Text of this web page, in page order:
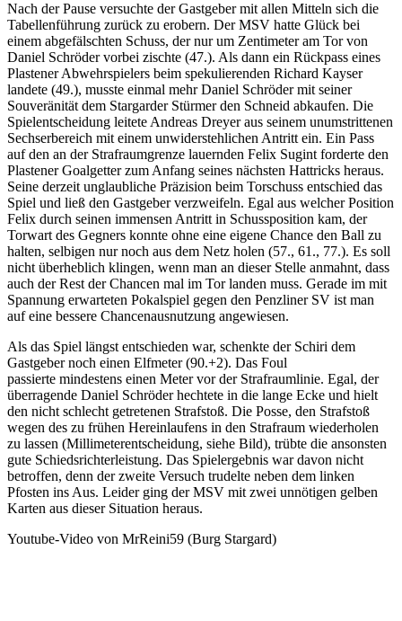
Nach der Pause versuchte der Gastgeber mit allen Mitteln sich die
Tabellenführung zurück zu erobern. Der MSV hatte Glück bei
einem abgefälschten Schuss, der nur um Zentimeter am Tor von
Daniel Schröder vorbei zischte (47.). Als dann ein Rückpass eines
Plastener Abwehrspielers beim spekulierenden Richard Kayser
landete (49.), musste einmal mehr Daniel Schröder mit seiner
Souveränität dem Stargarder Stürmer den Schneid abkaufen. Die
Spielentscheidung leitete Andreas Dreyer aus seinem unumstrittenen
Sechserbereich mit einem unwiderstehlichen Antritt ein. Ein Pass
auf den an der Strafraumgrenze lauernden Felix Sugint forderte den
Plastener Goalgetter zum Anfang seines nächsten Hattricks heraus.
Seine derzeit unglaubliche Präzision beim Torschuss entschied das
Spiel und ließ den Gastgeber verzweifeln. Egal aus welcher Position
Felix durch seinen immensen Antritt in Schussposition kam, der
Torwart des Gegners konnte ohne eine eigene Chance den Ball zu
halten, selbigen nur noch aus dem Netz holen (57., 61., 77.). Es soll
nicht überheblich klingen, wenn man an dieser Stelle anmahnt, dass
auch der Rest der Chancen mal im Tor landen muss. Gerade im mit
Spannung erwarteten Pokalspiel gegen den Penzliner SV ist man
auf eine bessere Chancenausnutzung angewiesen.
Als das Spiel längst entschieden war, schenkte der Schiri dem
Gastgeber noch einen Elfmeter (90.+2). Das Foul
passierte mindestens einen Meter vor der Strafraumlinie. Egal, der
überragende Daniel Schröder hechtete in die lange Ecke und hielt
den nicht schlecht getretenen Strafstoß. Die Posse, den Strafstoß
wegen des zu frühen Hereinlaufens in den Strafraum wiederholen
zu lassen (Millimeterentscheidung, siehe Bild), trübte die ansonsten
gute Schiedsrichterleistung. Das Spielergebnis war davon nicht
betroffen, denn der zweite Versuch trudelte neben dem linken
Pfosten ins Aus. Leider ging der MSV mit zwei unnötigen gelben
Karten aus dieser Situation heraus.
Youtube-Video von MrReini59 (Burg Stargard)